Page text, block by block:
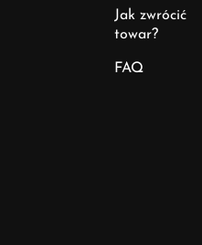
Jak zwrócić
towar?
FAQ